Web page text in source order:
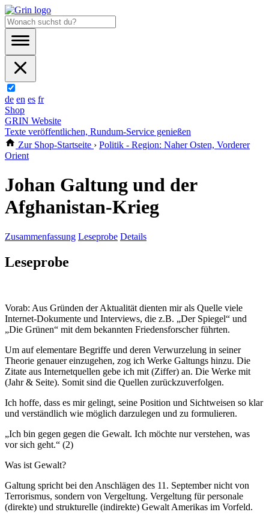
de en es fr
Shop
GRIN Website
Texte veröffentlichen, Rundum-Service genießen
Zur Shop-Startseite › Politik - Region: Naher Osten, Vorderer
Orient
Johan Galtung und der
Afghanistan-Krieg
Zusammenfassung Leseprobe Details
Leseprobe
Vorab: Aus Gründen der Aktualität dienten mir als Quelle viele
Internet-Dokumente und Interviews, die z.B. „Der Spiegel“ und
„Die Grünen“ mit dem bekannten Friedensforscher führten.
Um auf elementare Begriffe und deren Verwurzelung in seiner
Theorie genauer einzugehen, zog ich Werke Galtungs hinzu. Die
Zitate aus Internetquellen gebe ich mit (Ziffer) an. Die Werke mit
(Jahr & Seite). Somit sind die Quellen zurückzuverfolgen.
Ich hoffe, dass es mir gelingt, seine Position und Sichtweisen so klar
und verständlich wie möglich darzulegen und zu formulieren.
„Ich bin gegen gegen die Gewalt. Ich möchte nur verstehen, was
vor sich geht.“ (2)
Was ist Gewalt?
Galtung spricht bei den Anschlägen des 11. September nicht von
Terrorismus, sondern von Vergeltung. Vergeltung für personale
(direkte) und strukturelle (indirekte) Gewalt Amerikas im Vorfeld.